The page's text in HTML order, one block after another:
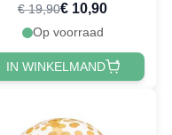
€ 19,90€ 10,90
Op voorraad
IN WINKELMAND